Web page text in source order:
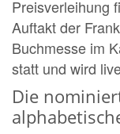
Preisverleihung
Auftakt der
Buchmesse im
statt und wird
Die